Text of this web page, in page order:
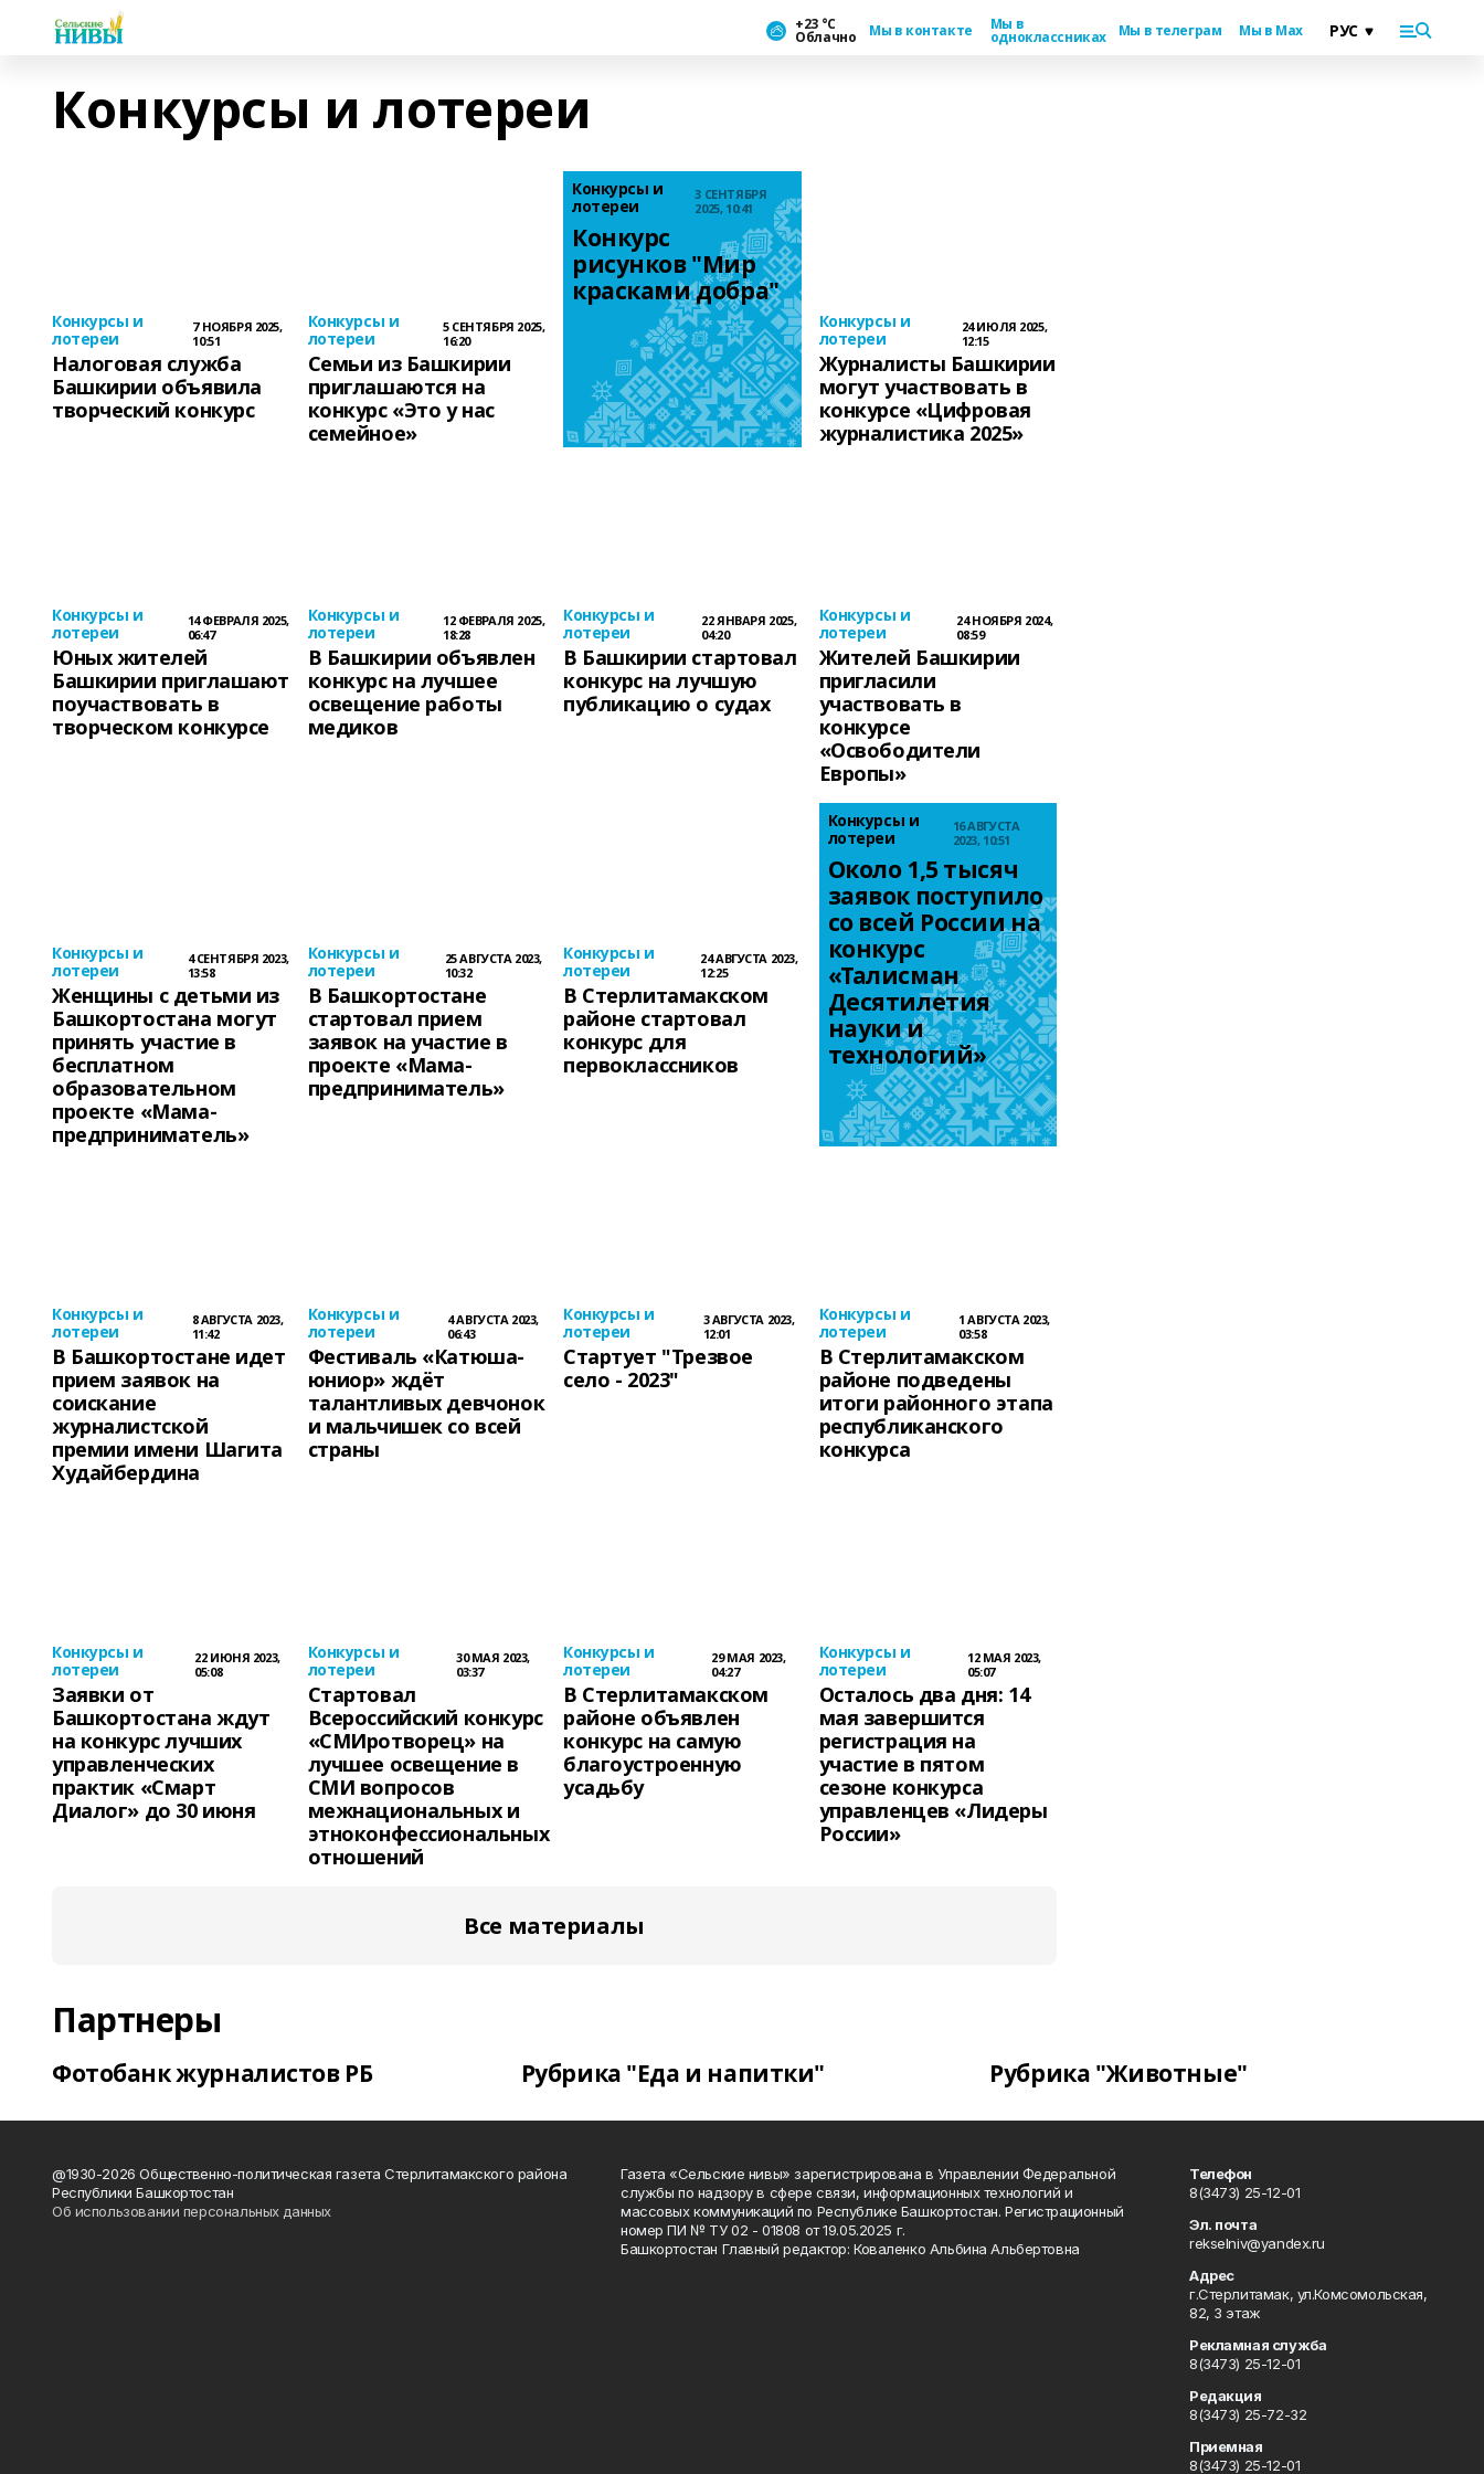
+23 °С
Облачно Мы в контакте Мы в
одноклассниках Мы в телеграм Мы в Max
Конкурсы и лотереи
Конкурсы и
лотереи
7 НОЯБРЯ 2025,
10:51
Налоговая служба
Башкирии объявила
творческий конкурс
Конкурсы и
лотереи
5 СЕНТЯБРЯ 2025,
16:20
Семьи из Башкирии
приглашаются на
конкурс «Это у нас
семейное»
Конкурсы и
лотереи
3 СЕНТЯБРЯ
2025, 10:41
Конкурс
рисунков "Мир
красками добра"
Конкурсы и
лотереи
24 ИЮЛЯ 2025,
12:15
Журналисты Башкирии
могут участвовать в
конкурсе «Цифровая
журналистика 2025»
Конкурсы и
лотереи
14 ФЕВРАЛЯ 2025,
06:47
Юных жителей
Башкирии приглашают
поучаствовать в
творческом конкурсе
Конкурсы и
лотереи
12 ФЕВРАЛЯ 2025,
18:28
В Башкирии объявлен
конкурс на лучшее
освещение работы
медиков
Конкурсы и
лотереи
22 ЯНВАРЯ 2025,
04:20
В Башкирии стартовал
конкурс на лучшую
публикацию о судах
Конкурсы и
лотереи
24 НОЯБРЯ 2024,
08:59
Жителей Башкирии
пригласили
участвовать в
конкурсе
«Освободители
Европы»
Конкурсы и
лотереи
4 СЕНТЯБРЯ 2023,
13:58
Женщины с детьми из
Башкортостана могут
принять участие в
бесплатном
образовательном
проекте «Мама-
предприниматель»
Конкурсы и
лотереи
25 АВГУСТА 2023,
10:32
В Башкортостане
стартовал прием
заявок на участие в
проекте «Мама-
предприниматель»
Конкурсы и
лотереи
24 АВГУСТА 2023,
12:25
В Стерлитамакском
районе стартовал
конкурс для
первоклассников
Конкурсы и
лотереи
16 АВГУСТА
2023, 10:51
Около 1,5 тысяч
заявок поступило
со всей России на
конкурс
«Талисман
Десятилетия
науки и
технологий»
Конкурсы и
лотереи
8 АВГУСТА 2023,
11:42
В Башкортостане идет
прием заявок на
соискание
журналистской
премии имени Шагита
Худайбердина
Конкурсы и
лотереи
4 АВГУСТА 2023,
06:43
Фестиваль «Катюша-
юниор» ждёт
талантливых девчонок
и мальчишек со всей
страны
Конкурсы и
лотереи
3 АВГУСТА 2023,
12:01
Стартует "Трезвое
село - 2023"
Конкурсы и
лотереи
1 АВГУСТА 2023,
03:58
В Стерлитамакском
районе подведены
итоги районного этапа
республиканского
конкурса
Конкурсы и
лотереи
22 ИЮНЯ 2023,
05:08
Заявки от
Башкортостана ждут
на конкурс лучших
управленческих
практик «Смарт
Диалог» до 30 июня
Конкурсы и
лотереи
30 МАЯ 2023,
03:37
Стартовал
Всероссийский конкурс
«СМИротворец» на
лучшее освещение в
СМИ вопросов
межнациональных и
этноконфессиональных
отношений
Конкурсы и
лотереи
29 МАЯ 2023,
04:27
В Стерлитамакском
районе объявлен
конкурс на самую
благоустроенную
усадьбу
Конкурсы и
лотереи
12 МАЯ 2023,
05:07
Осталось два дня: 14
мая завершится
регистрация на
участие в пятом
сезоне конкурса
управленцев «Лидеры
России»
Все материалы
Партнеры
Фотобанк журналистов РБ Рубрика "Еда и напитки" Рубрика "Животные"
@1930-2026 Общественно-политическая газета Стерлитамакского района
Республики Башкортостан
Об использовании персональных данных
Газета «Сельские нивы» зарегистрирована в Управлении Федеральной
службы по надзору в сфере связи, информационных технологий и
массовых коммуникаций по Республике Башкортостан. Регистрационный
номер ПИ № ТУ 02 - 01808 от 19.05.2025 г.
Башкортостан Главный редактор: Коваленко Альбина Альбертовна
Телефон
8(3473) 25-12-01
Эл. почта
rekselniv@yandex.ru
Адрес
г.Стерлитамак, ул.Комсомольская,
82, 3 этаж
Рекламная служба
8(3473) 25-12-01
Редакция
8(3473) 25-72-32
Приемная
8(3473) 25-12-01